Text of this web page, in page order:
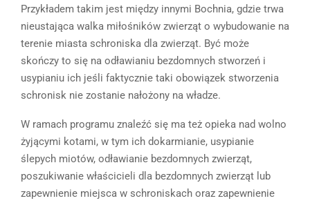
Przykładem takim jest między innymi Bochnia, gdzie trwa
nieustająca walka miłośników zwierząt o wybudowanie na
terenie miasta schroniska dla zwierząt. Być może
skończy to się na odławianiu bezdomnych stworzeń i
usypianiu ich jeśli faktycznie taki obowiązek stworzenia
schronisk nie zostanie nałożony na władze.
W ramach programu znaleźć się ma też opieka nad wolno
żyjącymi kotami, w tym ich dokarmianie, usypianie
ślepych miotów, odławianie bezdomnych zwierząt,
poszukiwanie właścicieli dla bezdomnych zwierząt lub
zapewnienie miejsca w schroniskach oraz zapewnienie